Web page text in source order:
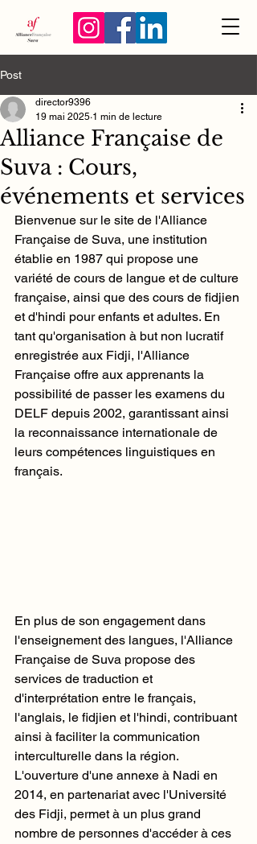
Post
Alliance Française de
Suva : Cours,
événements et services
director9396
19 mai 2025 1 min de lecture
Bienvenue sur le site de l'Alliance
Française de Suva, une institution
établie en 1987 qui propose une
variété de cours de langue et de culture
française, ainsi que des cours de fidjien
et d'hindi pour enfants et adultes. En
tant qu'organisation à but non lucratif
enregistrée aux Fidji, l'Alliance
Française offre aux apprenants la
possibilité de passer les examens du
DELF depuis 2002, garantissant ainsi
la reconnaissance internationale de
leurs compétences linguistiques en
français.
En plus de son engagement dans
l'enseignement des langues, l'Alliance
Française de Suva propose des
services de traduction et
d'interprétation entre le français,
l'anglais, le fidjien et l'hindi, contribuant
ainsi à faciliter la communication
interculturelle dans la région.
L'ouverture d'une annexe à Nadi en
2014, en partenariat avec l'Université
des Fidji, permet à un plus grand
nombre de personnes d'accéder à ces